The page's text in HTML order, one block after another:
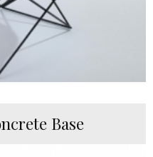
Base